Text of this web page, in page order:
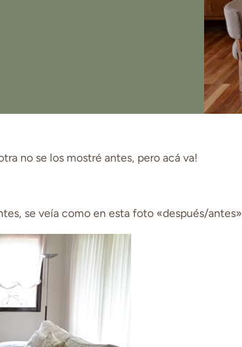
no se los mostré antes, pero acá va!
se veía como en esta foto «después/antes»